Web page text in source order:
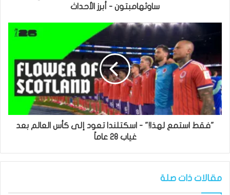
ساوثهامبتون - أبرز الأحداث
"فقط استمع لهذا!" - اسكتلندا تعود إلى كأس العالم بعد
غياب 28 عاماً
مقالات ذات صلة